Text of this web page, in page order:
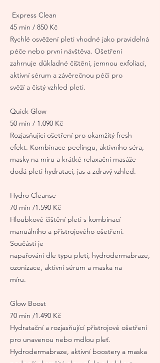
Express Clean
45 min / 850 Kč
Rychlé osvěžení pleti vhodné jako pravidelná
péče nebo první návštěva. Ošetření
zahrnuje důkladné čištění, jemnou exfoliaci,
aktivní sérum a závěrečnou péči pro
svěží a čistý vzhled pleti.
Quick Glow
50 min / 1.090 Kč
Rozjasňující ošetření pro okamžitý fresh
efekt. Kombinace peelingu, aktivního séra,
masky na míru a krátké relaxační masáže
dodá pleti hydrataci, jas a zdravý vzhled.
Hydro Cleanse
70 min /1.590 Kč
Hloubkové čištění pleti s kombinací
manuálního a přístrojového ošetření.
Součástí je
napařování dle typu pleti, hydrodermabraze,
ozonizace, aktivní sérum a maska na
míru.
Glow Boost
70 min /1.490 Kč
Hydratační a rozjasňující přístrojové ošetření
pro unavenou nebo mdlou pleť.
Hydrodermabraze, aktivní boostery a maska